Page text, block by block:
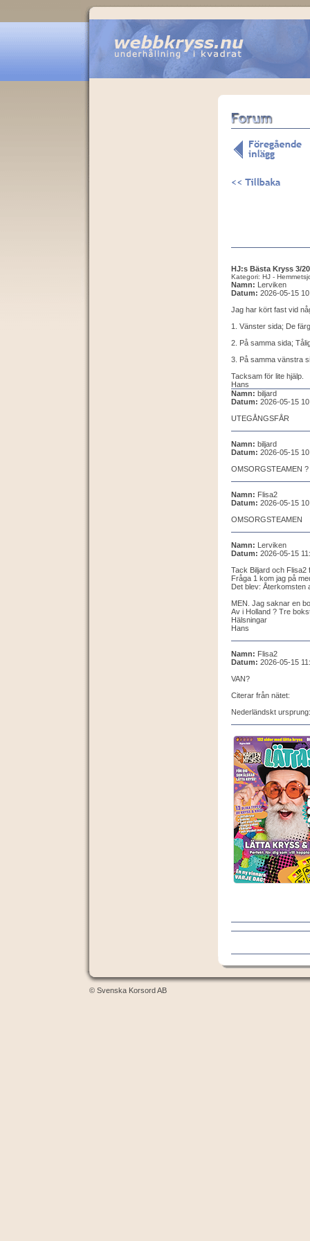
HJ:s Bästa Kryss 3/
Kategori: HJ -
Namn: Lerviken
Datum: 2026-05-15
Jag har kört fast vid
1. Vänster sida; De
2. På samma sida;
3. På samma vänstra
Tacksam för lite hjälp.
Hans
Namn: biljard
Datum: 2026-05-15
UTEGÅNGSFÅR
Namn: biljard
Datum: 2026-05-15
OMSORGSTEAMEN ?
Namn: Flisa2
Datum: 2026-05-15
OMSORGSTEAMEN
Namn: Lerviken
Datum: 2026-05-15
Tack Biljard och Flisa2
Fråga 1 kom jag på
Det blev: Återkomsten
MEN. Jag saknar en
Av i Holland ? Tre
Hälsningar
Hans
Namn: Flisa2
Datum: 2026-05-15
VAN?
Citerar från nätet:
Nederländskt
© Svenska Korsord AB